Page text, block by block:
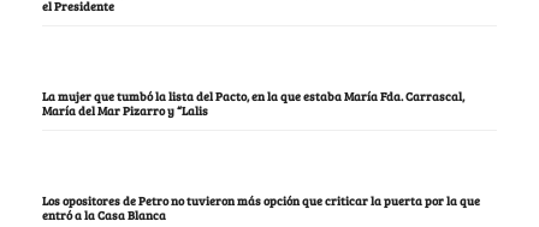
el Presidente
La mujer que tumbó la lista del Pacto, en la que estaba María Fda. Carrascal,
María del Mar Pizarro y “Lalis
Los opositores de Petro no tuvieron más opción que criticar la puerta por la que
entró a la Casa Blanca